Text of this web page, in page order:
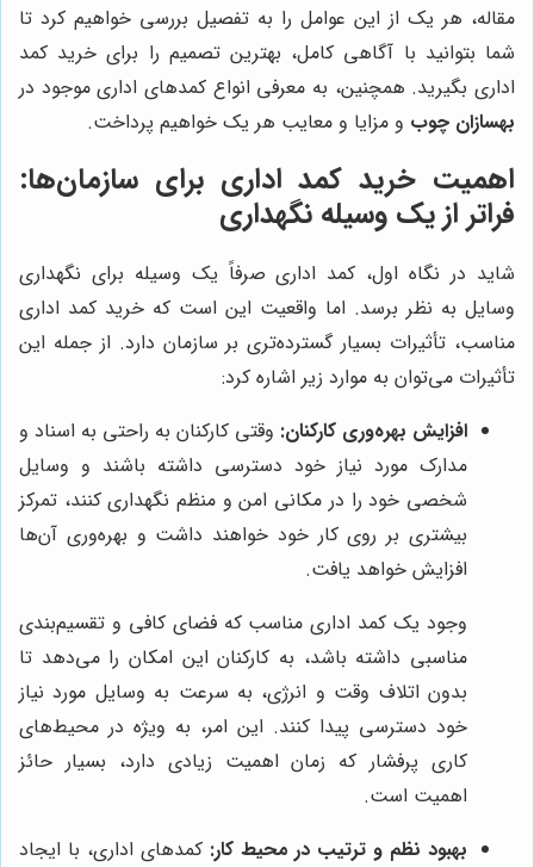
مقاله، هر یک از این عوامل را به تفصیل بررسی خواهیم کرد تا
شما بتوانید با آگاهی کامل، بهترین تصمیم را برای خرید کمد
اداری بگیرید. همچنین، به معرفی انواع کمدهای اداری موجود در
بهسازان چوب و مزایا و معایب هر یک خواهیم پرداخت.
اهمیت خرید کمد اداری برای سازمان‌ها:
فراتر از یک وسیله نگهداری
شاید در نگاه اول، کمد اداری صرفاً یک وسیله برای نگهداری
وسایل به نظر برسد. اما واقعیت این است که خرید کمد اداری
مناسب، تأثیرات بسیار گسترده‌تری بر سازمان دارد. از جمله این
تأثیرات می‌توان به موارد زیر اشاره کرد:
افزایش بهره‌وری کارکنان: وقتی کارکنان به راحتی به اسناد و
مدارک مورد نیاز خود دسترسی داشته باشند و وسایل
شخصی خود را در مکانی امن و منظم نگهداری کنند، تمرکز
بیشتری بر روی کار خود خواهند داشت و بهره‌وری آن‌ها
افزایش خواهد یافت.
وجود یک کمد اداری مناسب که فضای کافی و تقسیم‌بندی
مناسبی داشته باشد، به کارکنان این امکان را می‌دهد تا
بدون اتلاف وقت و انرژی، به سرعت به وسایل مورد نیاز
خود دسترسی پیدا کنند. این امر، به ویژه در محیط‌های
کاری پرفشار که زمان اهمیت زیادی دارد، بسیار حائز
اهمیت است.
بهبود نظم و ترتیب در محیط کار: کمدهای اداری، با ایجاد